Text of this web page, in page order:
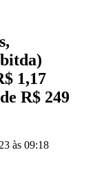
1,17
R$ 249
às 09:18